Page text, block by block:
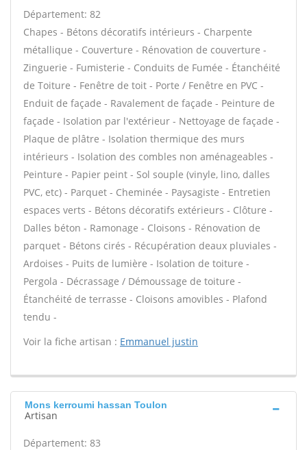
Département: 82
Chapes - Bétons décoratifs intérieurs - Charpente
métallique - Couverture - Rénovation de couverture -
Zinguerie - Fumisterie - Conduits de Fumée - Étanchéité
de Toiture - Fenêtre de toit - Porte / Fenêtre en PVC -
Enduit de façade - Ravalement de façade - Peinture de
façade - Isolation par l'extérieur - Nettoyage de façade -
Plaque de plâtre - Isolation thermique des murs
intérieurs - Isolation des combles non aménageables -
Peinture - Papier peint - Sol souple (vinyle, lino, dalles
PVC, etc) - Parquet - Cheminée - Paysagiste - Entretien
espaces verts - Bétons décoratifs extérieurs - Clôture -
Dalles béton - Ramonage - Cloisons - Rénovation de
parquet - Bétons cirés - Récupération deaux pluviales -
Ardoises - Puits de lumière - Isolation de toiture -
Pergola - Décrassage / Démoussage de toiture -
Étanchéité de terrasse - Cloisons amovibles - Plafond
tendu -
Voir la fiche artisan : Emmanuel justin
Mons kerroumi hassan Toulon
Artisan
Département: 83